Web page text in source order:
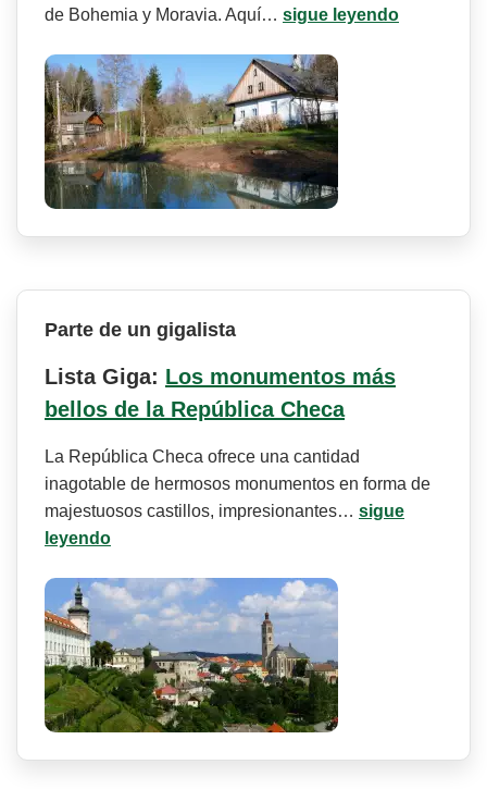
de Bohemia y Moravia. Aquí… sigue leyendo
Parte de un gigalista
Lista Giga: Los monumentos más
bellos de la República Checa
La República Checa ofrece una cantidad
inagotable de hermosos monumentos en forma de
majestuosos castillos, impresionantes… sigue
leyendo